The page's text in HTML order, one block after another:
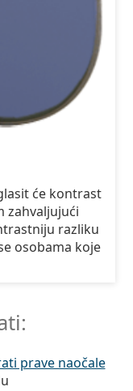
će kontrast
zahvaljujući
razliku
osobama koje
prave naočale